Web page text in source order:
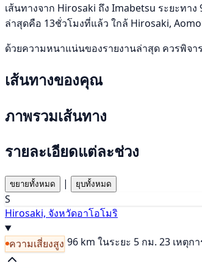
เส้นทางจาก Hirosaki ถึง Imabetsu ระยะทา
ล่าสุดคือ 13ชั่วโมงที่แล้ว ใกล้ Hirosaki,
ด้วยความหนาแน่นของรายงานล่าสุด ควรพิจา
เส้นทางของคุณ
ภาพรวมเส้นทาง
รายละเอียดแต่ละช่วง
ขยายทั้งหมด | ยุบทั้งหมด
S
Hirosaki, จังหวัดอาโอโมริ
ความเสี่ยงสูง 96 km ในระยะ 5 กม. 23 เหตุก